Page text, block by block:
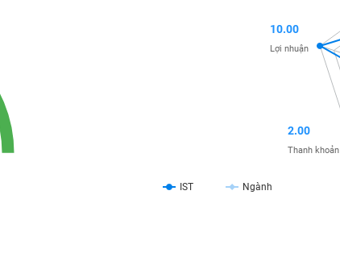
IST Ngành
2.00
Thanh khoản
10.00
Lợi nhuận